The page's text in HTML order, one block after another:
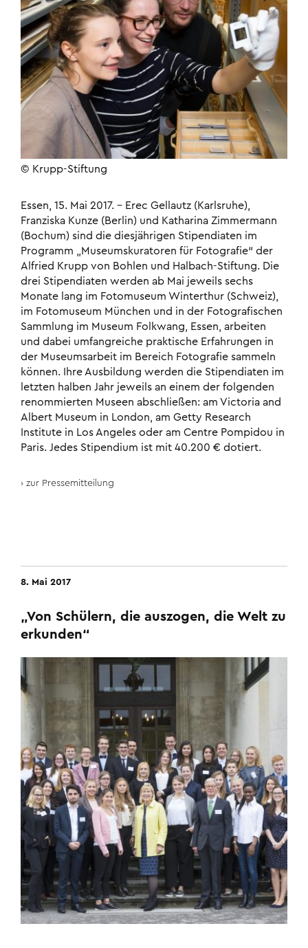
Essen, 15. Mai 2017. – Erec Gellautz (Karlsruhe),
Franziska Kunze (Berlin) und Katharina Zimmermann
(Bochum) sind die diesjährigen Stipendiaten im
Programm „Museumskuratoren für Fotografie“ der
Alfried Krupp von Bohlen und Halbach-Stiftung. Die
drei Stipen­diaten werden ab Mai jeweils sechs
Monate lang im Fotomuseum Winterthur (Schweiz),
im Fotomuseum München und in der Foto­grafischen
Sammlung im Museum Folkwang, Essen, arbeiten
und dabei umfangreiche praktische Erfahrungen in
der Museumsarbeit im Bereich Fotografie sammeln
können. Ihre Ausbildung werden die Stipendiaten im
letzten halben Jahr jeweils an einem der folgenden
renommierten Museen abschließen: am Victoria and
Albert Museum in London, am Getty Research
Institute in Los Angeles oder am Centre Pompidou in
Paris. Jedes Stipendium ist mit 40.200 € dotiert.
zur Pressemitteilung
© Krupp-Stiftung
8. Mai 2017
„Von Schülern, die auszogen, die Welt zu
erkunden“